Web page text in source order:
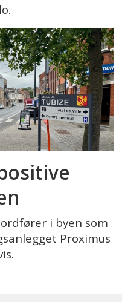
ordfører i byen som
Proximus